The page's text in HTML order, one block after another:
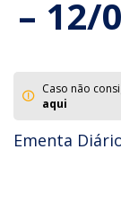
– 12/
Caso não
aqui
Ementa